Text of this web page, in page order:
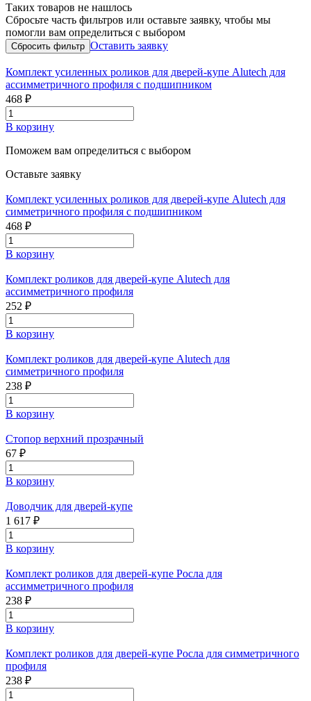
Таких товаров не нашлось
Сбросьте часть фильтров или оставьте заявку, чтобы мы
помогли вам определиться с выбором
Оставить заявку
Комплект усиленных роликов для дверей-купе Alutech для
ассимметричного профиля с подшипником
468 ₽
В корзину
Поможем вам определиться с выбором
Оставьте заявку
Комплект усиленных роликов для дверей-купе Alutech для
симметричного профиля с подшипником
468 ₽
В корзину
Комплект роликов для дверей-купе Alutech для
ассимметричного профиля
252 ₽
В корзину
Комплект роликов для дверей-купе Alutech для
симметричного профиля
238 ₽
В корзину
Стопор верхний прозрачный
67 ₽
В корзину
Доводчик для дверей-купе
1 617 ₽
В корзину
Комплект роликов для дверей-купе Росла для
ассимметричного профиля
238 ₽
В корзину
Комплект роликов для дверей-купе Росла для симметричного
профиля
238 ₽